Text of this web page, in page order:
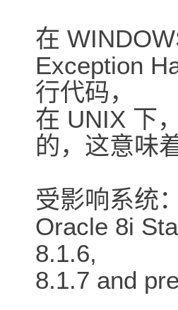
在
Exception
行代码，
在 UNIX 下
的，这意味
受影响系统：
Oracle 8i
8.1.6,
8.1.7 and